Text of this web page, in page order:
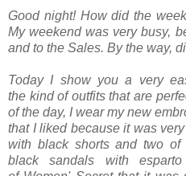
Good night! How did the
My weekend was very busy,
and to the Sales. By the way,
Today I show you a very
the kind of outfits that are
of the day, I wear my new
that I liked because it was
with black shorts and two of
black sandals with